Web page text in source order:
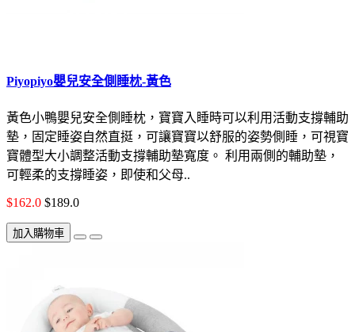
Piyopiyo嬰兒安全側睡枕-黃色
黃色小鴨嬰兒安全側睡枕，寶寶入睡時可以利用活動支撐輔助
墊，固定睡姿自然直挺，可讓寶寶以舒服的姿勢側睡，可視寶
寶體型大小調整活動支撐輔助墊寬度。 利用兩側的輔助墊，
可輕柔的支撐睡姿，即使和父母..
$162.0 $189.0
加入購物車